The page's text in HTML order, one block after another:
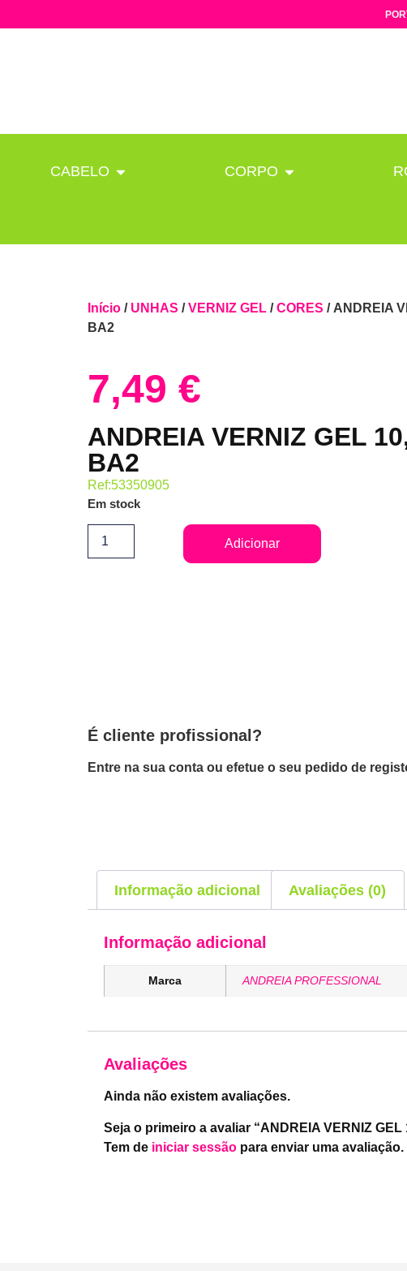
CABELO CORPO
Início/ UNHAS /VERNIZ GEL/CORES / ANDREIA
BA2
7,49 €
ANDREIA VERNIZ GEL
BA2
Ref:53350905
Em stock
Adicionar
É cliente profissional?
Entre na sua conta ou efetue o seu pedido de
Informação adicional Avaliações (0)
Informação adicional
Marca ANDREIA PROFESSIONAL
Avaliações
Ainda não existem avaliações.
Seja o primeiro a avaliar “ANDREIA VERNIZ GEL
Tem de iniciar sessãopara enviar uma avaliação.